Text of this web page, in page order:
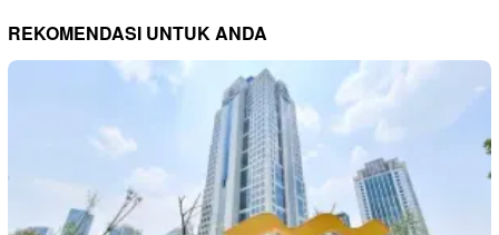
REKOMENDASI UNTUK ANDA